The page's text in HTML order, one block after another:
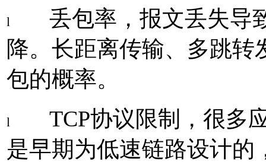
l
丢包率，报文丢失导
降。长距离传输、多跳
包的概率。
l TCP协议限制，很多
是早期为低速链路设计的